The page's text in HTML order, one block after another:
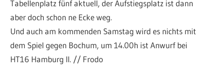
Tabellenplatz fünf aktuell, der Aufstiegsplatz ist dann
aber doch schon ne Ecke weg.
Und auch am kommenden Samstag wird es nichts mit
dem Spiel gegen Bochum, um 14.00h ist Anwurf bei
HT16 Hamburg II. // Frodo